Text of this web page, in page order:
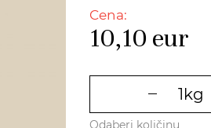
Cena:
10,10 eur
Odaberi količinu